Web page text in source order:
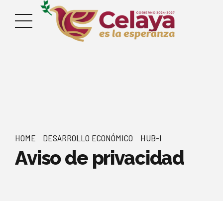
HOME DESARROLLO ECONÓMICO HUB-I
Aviso de privacidad